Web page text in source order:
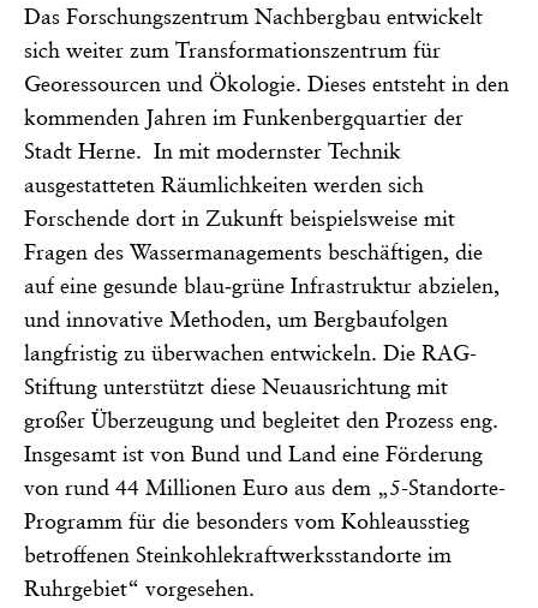
Das Forschungszentrum Nachbergbau entwickelt
sich weiter zum Transformationszentrum für
Georessourcen und Ökologie. Dieses entsteht in den
kommenden Jahren im Funkenbergquartier der
Stadt Herne. In mit modernster Technik
ausgestatteten Räumlichkeiten werden sich
Forschende dort in Zukunft beispielsweise mit
Fragen des Wassermanagements beschäftigen, die
auf eine gesunde blau‐grüne Infrastruktur abzielen,
und innovative Methoden, um Bergbaufolgen
langfristig zu überwachen entwickeln. Die RAG-
Stiftung unterstützt diese Neuausrichtung mit
großer Überzeugung und begleitet den Prozess eng.
Insgesamt ist von Bund und Land eine Förderung
von rund 44 Millionen Euro aus dem „5-Standorte-
Programm für die besonders vom Kohleausstieg
betroffenen Steinkohlekraftwerksstandorte im
Ruhrgebiet“ vorgesehen.